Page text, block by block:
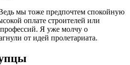
мы тоже предпочтем спокойную
оплате строителей или
Я уже молчу о
от идей пролетариата.